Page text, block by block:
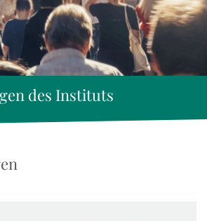
des Instituts